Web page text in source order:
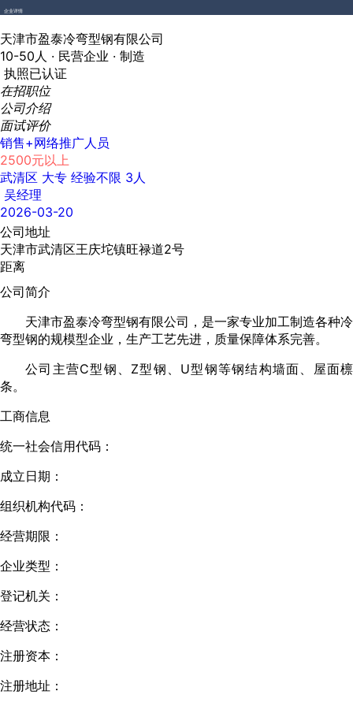
企业详情
天津市盈泰冷弯型钢有限公司
10-50人 · 民营企业 · 制造
执照已认证
在招职位
公司介绍
面试评价
销售+网络推广人员
2500元以上
武清区 大专 经验不限 3人
吴经理
2026-03-20
公司地址
天津市武清区王庆坨镇旺禄道2号
距离
公司简介
天津市盈泰冷弯型钢有限公司，是一家专业加工制造各种冷
弯型钢的规模型企业，生产工艺先进，质量保障体系完善。
公司主营C型钢、Z型钢、U型钢等钢结构墙面、屋面檩
条。
工商信息
统一社会信用代码：
成立日期：
组织机构代码：
经营期限：
企业类型：
登记机关：
经营状态：
注册资本：
注册地址：